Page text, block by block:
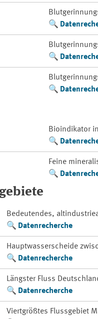
Bioindikator
Feine
Bedeutendes,
Datenrecherche
Hauptwasserscheide
Datenrecherche
Längster Fluss
Datenrecherche
Viertgrößtes Flussgebiet